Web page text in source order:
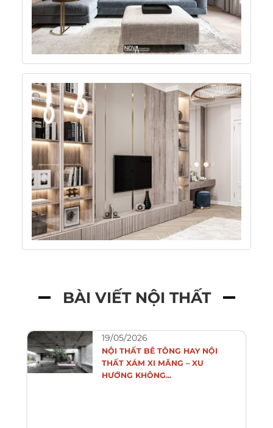
BÀI VIẾT NỘI THẤT
19/05/2026
NỘI THẤT BÊ TÔNG HAY NỘI
THẤT XÁM XI MĂNG – XU
HƯỚNG KHÔNG...